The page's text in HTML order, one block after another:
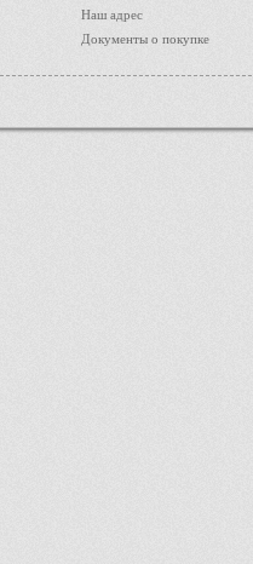
Наш адрес
Документы о покупке